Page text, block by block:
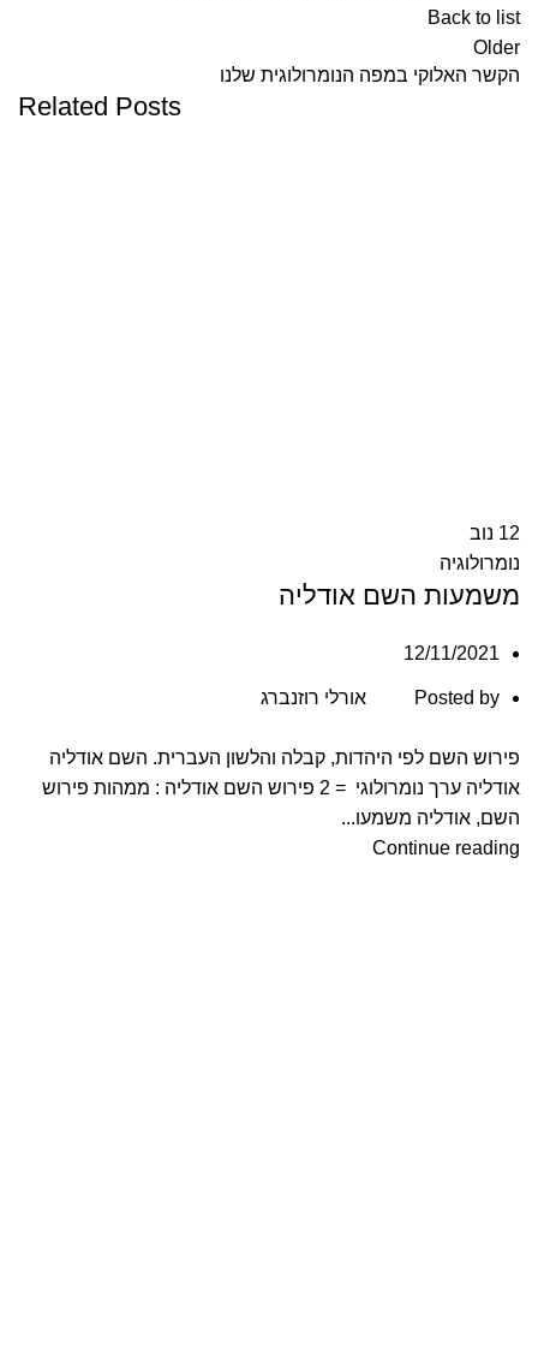
Back to list
Older
הקשר האלוקי במפה הנומרולוגית שלנו
Related Posts
12 נוב
נומרולוגיה
משמעות השם אודליה
12/11/2021
Posted by אורלי רוזנברג
פירוש השם לפי היהדות, קבלה והלשון העברית. השם אודליה
אודליה ערך נומרולוגי = 2 פירוש השם אודליה : ממהות פירוש
השם, אודליה משמעו...
Continue reading